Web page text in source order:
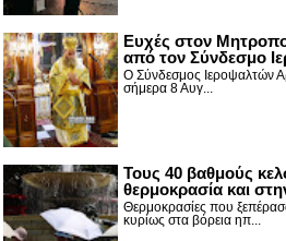
Ευχές στον
από τον Σύνδεσμο
Ο Σύνδεσμος Ιεροψαλτών
σήμερα 8 Αυγ...
Τους 40 βαθμούς
θερμοκρασία και
Θερμοκρασίες που
κυρίως στα βόρεια ηπ...